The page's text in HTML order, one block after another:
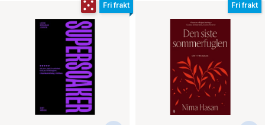
Fri frakt Fri frakt